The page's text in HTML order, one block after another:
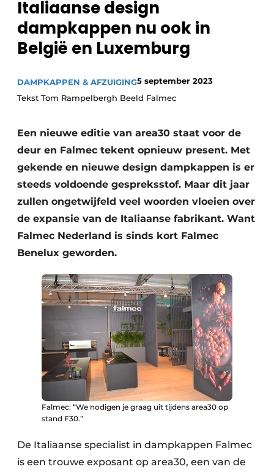
Privacy / Cookie statement
Vacature aanmelden
Video’s
Italiaanse design
dampkappen nu ook in
België en Luxemburg
DAMPKAPPEN & AFZUIGING5 september 2023
Tekst Tom Rampelbergh Beeld Falmec
Een nieuwe editie van area30 staat voor de
deur en Falmec tekent opnieuw present. Met
gekende en nieuwe design dampkappen is er
steeds voldoende gespreksstof. Maar dit jaar
zullen ongetwijfeld veel woorden vloeien over
de expansie van de Italiaanse fabrikant. Want
Falmec Nederland is sinds kort Falmec
Benelux geworden.
Falmec: “We nodigen je graag uit tijdens area30 op
stand F30.”
De Italiaanse specialist in dampkappen Falmec
is een trouwe exposant op area30, een van de